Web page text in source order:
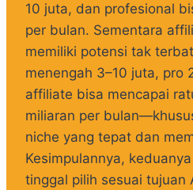
10 juta, dan profesional
per bulan. Sementara
memiliki potensi tak
menengah 3–10 juta, pro
affiliate bisa mencapai
miliaran per
niche yang tepat dan
Kesimpulannya,
tinggal pilih sesuai tujuan